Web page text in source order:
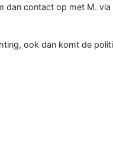
dan contact op met M.
ook dan komt de